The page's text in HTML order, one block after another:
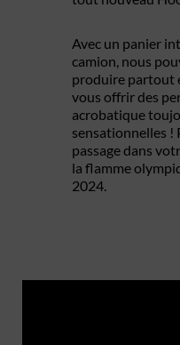
Avec un panier
camion, nous
produire partout
vous offrir des
acrobatique
sensationnelles !
passage dans
la flamme
2024.